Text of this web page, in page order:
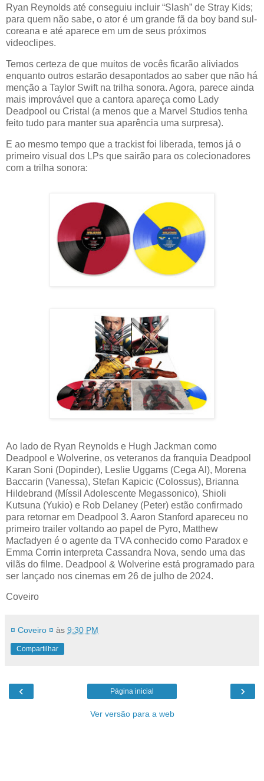
Ryan Reynolds até conseguiu incluir “Slash” de Stray Kids;
para quem não sabe, o ator é um grande fã da boy band sul-
coreana e até aparece em um de seus próximos
videoclipes.
Temos certeza de que muitos de vocês ficarão aliviados
enquanto outros estarão desapontados ao saber que não há
menção a Taylor Swift na trilha sonora. Agora, parece ainda
mais improvável que a cantora apareça como Lady
Deadpool ou Cristal (a menos que a Marvel Studios tenha
feito tudo para manter sua aparência uma surpresa).
E ao mesmo tempo que a trackist foi liberada, temos já o
primeiro visual dos LPs que sairão para os colecionadores
com a trilha sonora:
Ao lado de Ryan Reynolds e Hugh Jackman como
Deadpool e Wolverine, os veteranos da franquia Deadpool
Karan Soni (Dopinder), Leslie Uggams (Cega Al), Morena
Baccarin (Vanessa), Stefan Kapicic (Colossus), Brianna
Hildebrand (Míssil Adolescente Megassonico), Shioli
Kutsuna (Yukio) e Rob Delaney (Peter) estão confirmado
para retornar em Deadpool 3. Aaron Stanford apareceu no
primeiro trailer voltando ao papel de Pyro, Matthew
Macfadyen é o agente da TVA conhecido como Paradox e
Emma Corrin interpreta Cassandra Nova, sendo uma das
vilãs do filme. Deadpool & Wolverine está programado para
ser lançado nos cinemas em 26 de julho de 2024.
Coveiro
¤ Coveiro ¤ às 9:30 PM
Compartilhar
‹ ›
Página inicial
Ver versão para a web